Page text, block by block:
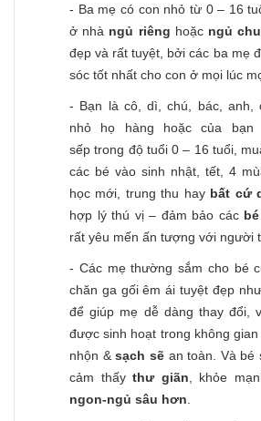
- Ba mẹ có con nhỏ từ 0 – 16
ở nhà ngủ riêng hoặc ngủ
đẹp và rất tuyệt, bởi các ba mẹ
sóc tốt nhất cho con ở mọi lúc
- Bạn là cô, dì, chú, bác, anh,
nhỏ họ hàng hoặc của bạn
sếp trong độ tuổi 0 – 16 tuổi,
các bé vào sinh nhật, tết, 4
học mới, trung thu hay bất cứ
hợp lý thú vị – đảm bảo các
rất yêu mến ấn tượng với người
- Các mẹ thường sắm cho bé
chăn ga gối êm ái tuyệt đẹp
để giúp mẹ dễ dàng thay đổi,
được sinh hoạt trong không
nhộn &sạch sẽ an toàn. Và bé
cảm thấythư giãn , khỏe
ngon-ngủ sâu hơn